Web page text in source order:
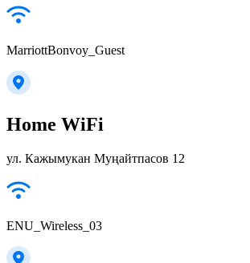
MarriottBonvoy_Guest
Home WiFi
ул. Кажымукан Муңайтпасов 12
ENU_Wireless_03